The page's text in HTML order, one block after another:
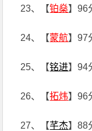
23、【铂燊】96
24、【蒙航】97
25、【铭进】94
26、【拓炜】96
27、【芊杰】88